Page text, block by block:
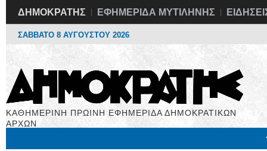
ΔΗΜΟΚΡΑΤΗΣ ΕΦΗΜΕΡΙΔΑ ΜΥΤΙΛΗΝΗΣ
ΣΑΒΒΑΤΟ 8 ΑΥΓΟΥΣΤΟΥ 2026
ΚΑΘΗΜΕΡΙΝΗ ΠΡΩΙΝΗ ΕΦΗΜΕΡΙΔΑ ΔΗΜΟΚΡΑΤΙΚΩΝ
ΑΡΧΩΝ